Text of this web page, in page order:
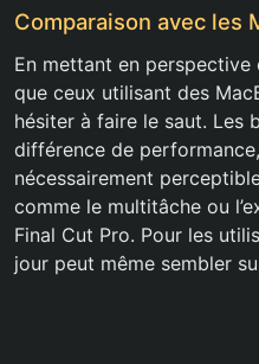
Comparaison avec les
En mettant en
que ceux utilisant des
hésiter à faire le saut. Les
différence de
nécessairement
comme le multitâche ou
Final Cut Pro. Pour les
jour peut même sembler